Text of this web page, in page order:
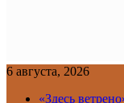
6 августа, 2026
«Здесь